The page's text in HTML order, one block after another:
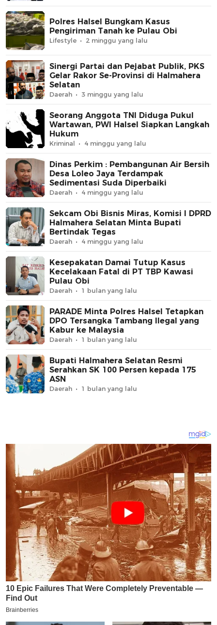
Polres Halsel Bungkam Kasus
Pengiriman Tanah ke Pulau Obi
Lifestyle 2 minggu yang lalu
Sinergi Partai dan Pejabat Publik, PKS
Gelar Rakor Se-Provinsi di Halmahera
Selatan
Daerah 3 minggu yang lalu
Seorang Anggota TNI Diduga Pukul
Wartawan, PWI Halsel Siapkan Langkah
Hukum
Kriminal 4 minggu yang lalu
Dinas Perkim : Pembangunan Air Bersih
Desa Loleo Jaya Terdampak
Sedimentasi Suda Diperbaiki
Daerah 4 minggu yang lalu
Sekcam Obi Bisnis Miras, Komisi I DPRD
Halmahera Selatan Minta Bupati
Bertindak Tegas
Daerah 4 minggu yang lalu
Kesepakatan Damai Tutup Kasus
Kecelakaan Fatal di PT TBP Kawasi
Pulau Obi
Daerah 1 bulan yang lalu
PARADE Minta Polres Halsel Tetapkan
DPO Tersangka Tambang Ilegal yang
Kabur ke Malaysia
Daerah 1 bulan yang lalu
Bupati Halmahera Selatan Resmi
Serahkan SK 100 Persen kepada 175
ASN
Daerah 1 bulan yang lalu